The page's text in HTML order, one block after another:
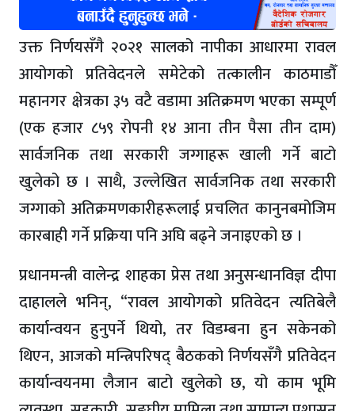
उक्त निर्णयसँगै २०२१ सालको नापीका आधारमा रावल
आयोगको प्रतिवेदनले समेटेको तत्कालीन काठमाडौँ
महानगर क्षेत्रका ३५ वटै वडामा अतिक्रमण भएका सम्पूर्ण
(एक हजार ८५९ रोपनी १४ आना तीन पैसा तीन दाम)
सार्वजनिक तथा सरकारी जग्गाहरू खाली गर्ने बाटो
खुलेको छ । साथै, उल्लेखित सार्वजनिक तथा सरकारी
जग्गाको अतिक्रमणकारीहरूलाई प्रचलित कानुनबमोजिम
कारबाही गर्ने प्रक्रिया पनि अघि बढ्ने जनाइएको छ ।
प्रधानमन्त्री वालेन्द्र शाहका प्रेस तथा अनुसन्धानविज्ञ दीपा
दाहालले भनिन्, “रावल आयोगको प्रतिवेदन त्यतिबेलै
कार्यान्वयन हुनुपर्ने थियो, तर विडम्बना हुन सकेनको
थिएन, आजको मन्त्रिपरिषद् बैठकको निर्णयसँगै प्रतिवेदन
कार्यान्वयनमा लैजान बाटो खुलेको छ, यो काम भूमि